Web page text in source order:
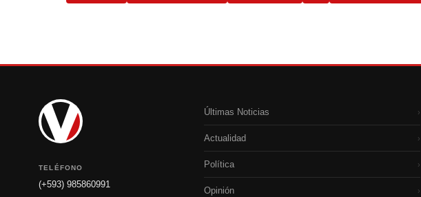
TELÉFONO
(+593) 985860991
Últimas Noticias ›
Actualidad ›
Política ›
Opinión ›